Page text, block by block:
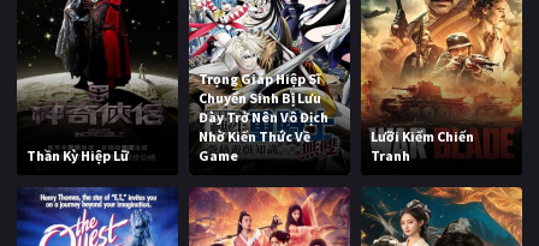
Thần Kỳ Hiệp Lữ
Trọng Giáp Hiệp Sĩ
Chuyển Sinh Bị Lưu
Đày Trở Nên Vô Địch
Nhờ Kiến Thức Về
Game
Lưỡi Kiếm Chiến
Tranh